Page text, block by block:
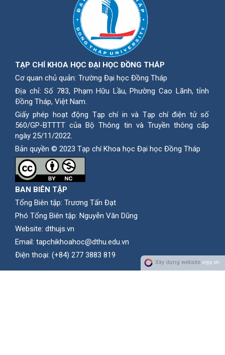
TẠP CHÍ KHOA HỌC ĐẠI HỌC ĐỒNG THÁP
Cơ quan chủ quản: Trường Đại học Đồng Tháp
Địa chỉ: Số 783, Phạm Hữu Lầu, Phường Cao Lãnh, tỉnh
Ðồng Tháp, Việt Nam.
Giấy phép hoạt động Tạp chí in và Tạp chí điện tử số
560/GP-BTTTT của Bộ Thông tin và Truyền thông cấp
ngày 25/11/2022.
Bản quyền © 2023 Tạp chí Khoa học Đại học Đồng Tháp
BAN BIÊN TẬP
Tổng Biên tập: Trương Tấn Đạt
Phó Tổng Biên tập: Nguyễn Văn Dũng
Website: dthujs.vn
Email: tapchikhoahoc@dthu.edu.vn
Ðiện thoại: (+84) 277 3883 819